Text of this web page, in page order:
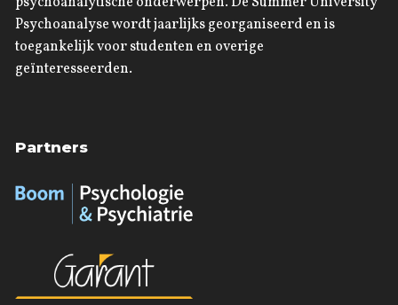
Psychoanalyse wordt jaarlijks georganiseerd en is
toegankelijk voor studenten en overige
geïnteresseerden.
Partners